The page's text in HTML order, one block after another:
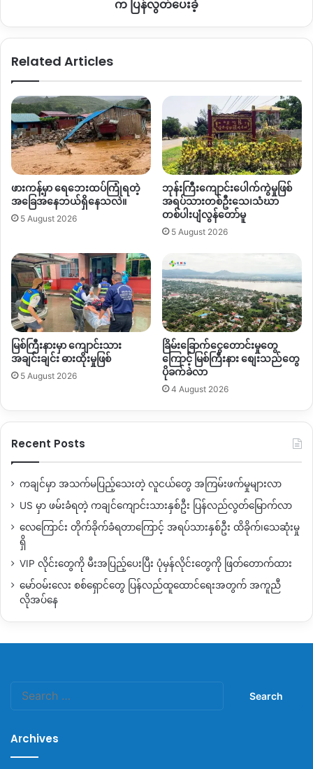
တော်လှန်ရေး
ခုက
ပြန်
လွတ်
ပေး
ခဲ့
က ပြန်လွတ်ပေးခဲ့
Related Articles
ဖားကန့်မှာ ရေဘေးထပ်ကြုံရတဲ့
အခြေအနေဘယ်ရှိနေသလဲ။
5 August 2026
ဘုန်းကြီးကျောင်းပေါက်ကွဲမှုဖြစ်
အရပ်သားတစ်ဦးသေ၊သံဃာ
တစ်ပါးပျံလွန်တော်မူ
5 August 2026
မြစ်ကြီးနားမှာ ကျောင်းသား
အချင်းချင်း ဓားထိုးမှုဖြစ်
5 August 2026
ခြိမ်းခြောက်ငွေတောင်းမှုတွေ
ကြောင့် မြစ်ကြီးနား စျေးသည်တွေ
ပိုခက်ခဲလာ
4 August 2026
Recent Posts
ကချင်မှာ အသက်မပြည့်သေးတဲ့ လူငယ်တွေ အကြမ်းဖက်မှုများလာ
US မှာ ဖမ်းခံရတဲ့ ကချင်ကျောင်းသားနှစ်ဦး ပြန်လည်လွတ်မြောက်လာ
လေကြောင်း တိုက်ခိုက်ခံရတာကြောင့် အရပ်သားနှစ်ဦး ထိခိုက်၊သေဆုံးမှု
ရှိ
VIP လိုင်းတွေကို မီးအပြည့်ပေးပြီး ပုံမှန်လိုင်းတွေကို ဖြတ်တောက်ထား
မော်ဝမ်းလေး စစ်ရှောင်တွေ ပြန်လည်ထူထောင်ရေးအတွက် အကူညီ
လိုအပ်နေ
Archives